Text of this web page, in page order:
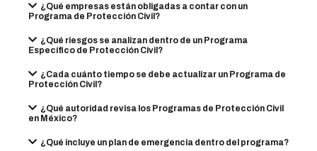
¿Qué empresas están obligadas a contar con un
Programa de Protección Civil?
¿Qué riesgos se analizan dentro de un Programa
Específico de Protección Civil?
¿Cada cuánto tiempo se debe actualizar un Programa de
Protección Civil?
¿Qué autoridad revisa los Programas de Protección Civil
en México?
¿Qué incluye un plan de emergencia dentro del programa?